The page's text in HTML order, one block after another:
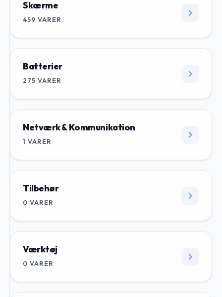
Skærme
459 VARER
Batterier
275 VARER
Netværk & Kommunikation
1 VARER
Tilbehør
0 VARER
Værktøj
0 VARER